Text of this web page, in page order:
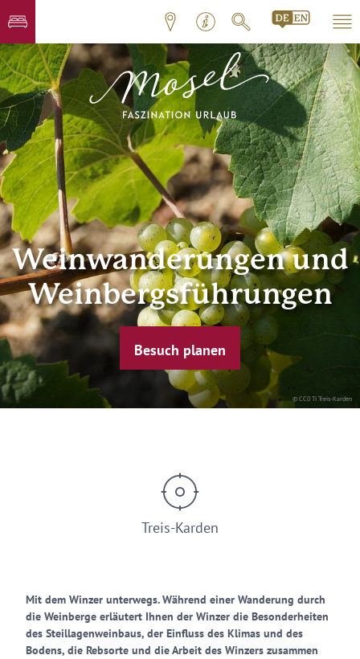
© CC0 TI Treis-Karden
Weinwanderungen und
Weinbergsführungen
Besuch planen
Treis-Karden
Mit dem Winzer unterwegs. Während einer Wanderung durch
die Weinberge erläutert Ihnen der Winzer die Besonderheiten
des Steillagenweinbaus, der Einfluss des Klimas und des
Bodens, die Rebsorte und die Arbeit des Winzers zusammen